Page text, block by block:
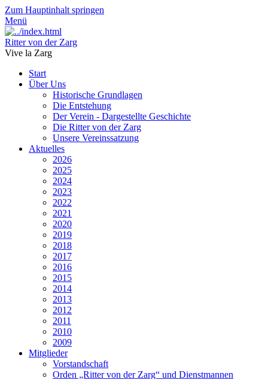
Zum Hauptinhalt springen
Menü
Ritter von der Zarg
Vive la Zarg
Start
Über Uns
Historische Grundlagen
Die Entstehung
Der Verein - Dargestellte Geschichte
Die Ritter von der Zarg
Unsere Vereinssatzung
Aktuelles
2026
2025
2024
2023
2022
2021
2020
2019
2018
2017
2016
2015
2014
2013
2012
2011
2010
2009
Mitglieder
Vorstandschaft
Orden „Ritter von der Zarg“ und Dienstmannen